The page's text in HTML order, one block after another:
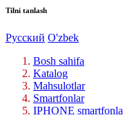
Tilni tanlash
Русский O'zbek
Bosh sahifa
Katalog
Mahsulotlar
Smartfonlar
IPHONE